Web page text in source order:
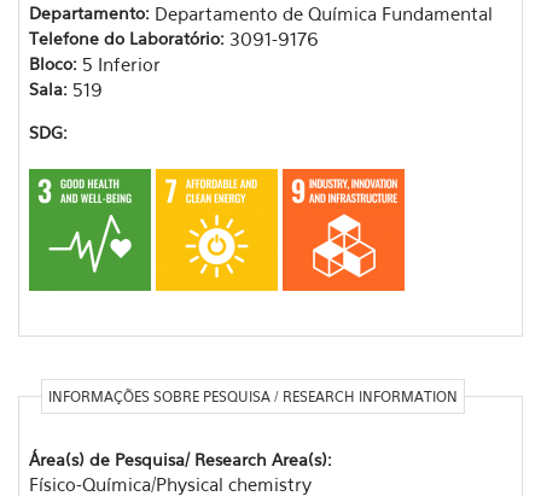
Departamento: Departamento de Química Fundamental
Telefone do Laboratório: 3091-9176
Bloco: 5 Inferior
Sala: 519
SDG:
INFORMAÇÕES SOBRE PESQUISA / RESEARCH INFORMATION
Área(s) de Pesquisa/ Research Area(s):
Físico-Química/Physical chemistry